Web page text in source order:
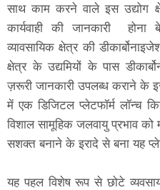
साथ काम करने वाले इस उद्योग
कार्यवाही की जानकारी
व्यावसायिक क्षेत्र की
क्षेत्र के उद्यमियों के पास
ज़रूरी जानकारी उपलब्ध कराने के
में एक डिजिटल प्लेटफॉर्म लॉन्च
विशाल सामूहिक जलवायु प्रभाव
सशक्त बनाने के इरादे से बना यह
यह पहल विशेष रूप से छोटे